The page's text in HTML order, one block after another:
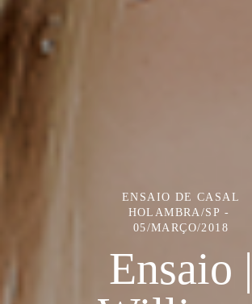
ENSAIO DE CASAL
HOLAMBRA/SP
05/MARÇO/2018
Ensaio |